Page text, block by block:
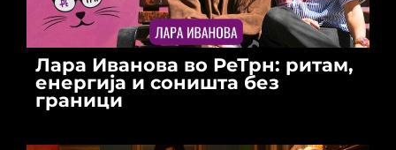
Лара Иванова во РеТрн: ритам,
енергија и соништа без
граници